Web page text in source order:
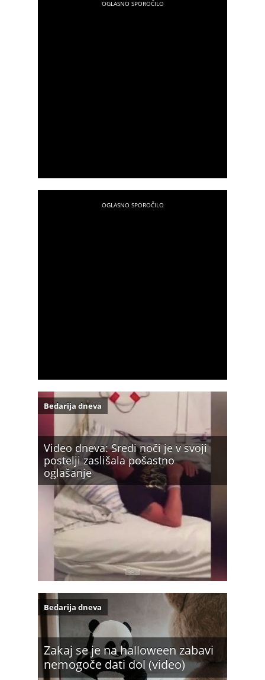
Video dneva: Sredi noči je v svoji
postelji zaslišala pošastno
oglašanje
Bedarija dneva
Zakaj se je na halloween zabavi
nemogoče dati dol (video)
Bedarija dneva